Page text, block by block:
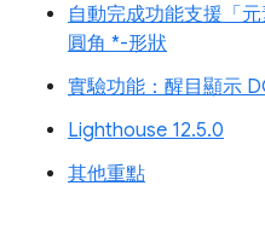
自動完成功能支援「
圓角 *-形狀
實驗功能：醒目顯示
Lighthouse 12.5.0
其他重點